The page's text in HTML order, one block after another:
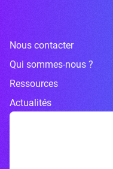
Nous contacter
Qui sommes-nous ?
Ressources
Actualités